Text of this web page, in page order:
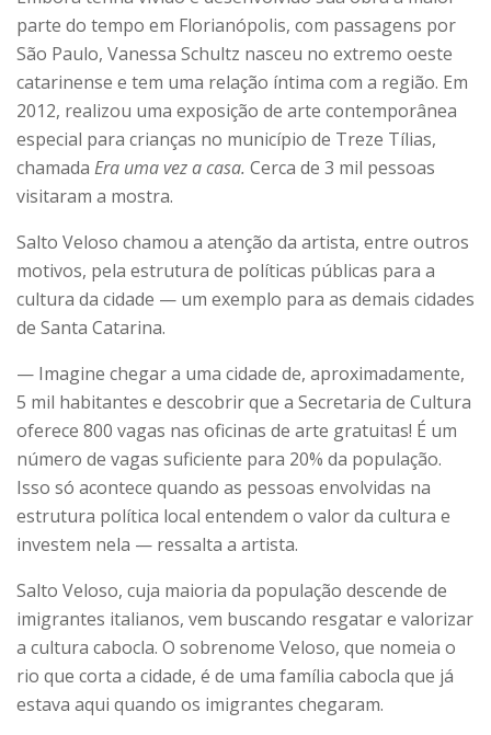
parte do tempo em Florianópolis, com passagens por
São Paulo, Vanessa Schultz nasceu no extremo oeste
catarinense e tem uma relação íntima com a região. Em
2012, realizou uma exposição de arte contemporânea
especial para crianças no município de Treze Tílias,
chamada Era uma vez a casa. Cerca de 3 mil pessoas
visitaram a mostra.
Salto Veloso chamou a atenção da artista, entre outros
motivos, pela estrutura de políticas públicas para a
cultura da cidade — um exemplo para as demais cidades
de Santa Catarina.
— Imagine chegar a uma cidade de, aproximadamente,
5 mil habitantes e descobrir que a Secretaria de Cultura
oferece 800 vagas nas oficinas de arte gratuitas! É um
número de vagas suficiente para 20% da população.
Isso só acontece quando as pessoas envolvidas na
estrutura política local entendem o valor da cultura e
investem nela — ressalta a artista.
Salto Veloso, cuja maioria da população descende de
imigrantes italianos, vem buscando resgatar e valorizar
a cultura cabocla. O sobrenome Veloso, que nomeia o
rio que corta a cidade, é de uma família cabocla que já
estava aqui quando os imigrantes chegaram.